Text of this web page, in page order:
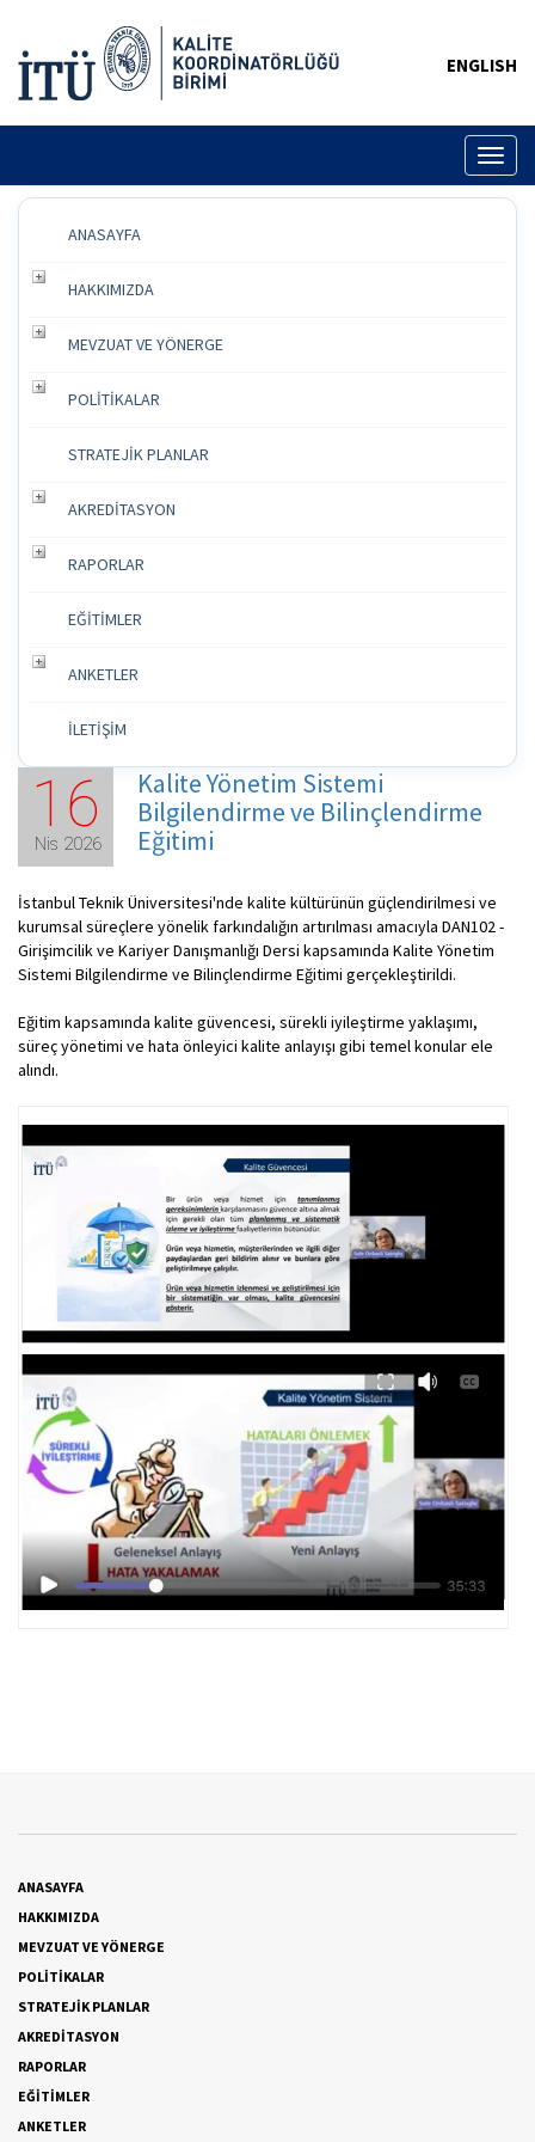
ENGLISH
ANASAYFA
HAKKIMIZDA
MEVZUAT VE YÖNERGE
POLİTİKALAR
STRATEJİK PLANLAR
AKREDİTASYON
RAPORLAR
EĞİTİMLER
ANKETLER
İLETİŞİM
16
Nis 2026
Kalite Yönetim Sistemi
Bilgilendirme ve Bilinçlendirme
Eğitimi
İstanbul Teknik Üniversitesi'nde kalite kültürünün güçlendirilmesi ve
kurumsal süreçlere yönelik farkındalığın artırılması amacıyla DAN102 -
Girişimcilik ve Kariyer Danışmanlığı Dersi kapsamında Kalite Yönetim
Sistemi Bilgilendirme ve Bilinçlendirme Eğitimi gerçekleştirildi.
Eğitim kapsamında kalite güvencesi, sürekli iyileştirme yaklaşımı,
süreç yönetimi ve hata önleyici kalite anlayışı gibi temel konular ele
alındı.
ANASAYFA
HAKKIMIZDA
MEVZUAT VE YÖNERGE
POLİTİKALAR
STRATEJİK PLANLAR
AKREDİTASYON
RAPORLAR
EĞİTİMLER
ANKETLER